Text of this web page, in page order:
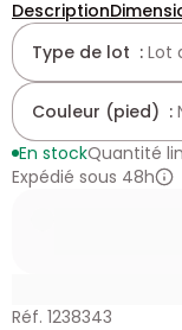
Description
Type de lot : Lot
Couleur (pied) :
En stockQuantité
Expédié sous 48h
Réf. 1238343